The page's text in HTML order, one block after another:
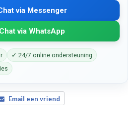
via Messenger
Chat via WhatsApp
✓ 24/7 online ondersteuning
Email een vriend